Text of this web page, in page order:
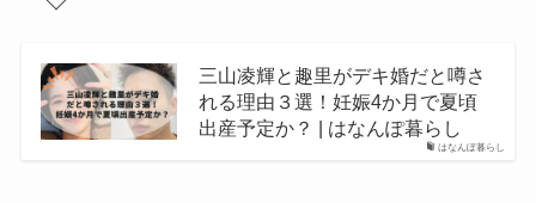
はなんぽ暮らし
三山凌輝と趣里がデキ婚だと噂さ
れる理由３選！妊娠4か月で夏頃
出産予定か？ | はなんぽ暮らし